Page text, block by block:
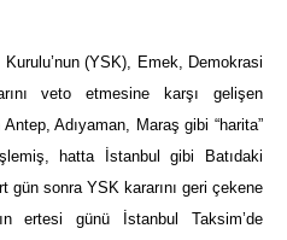
(YSK), Emek, Demokrasi
veto etmesine karşı gelişen
Adıyaman, Maraş gibi “harita”
hatta İstanbul gibi Batıdaki
gün sonra YSK kararını geri çekene
ertesi günü İstanbul Taksim’de